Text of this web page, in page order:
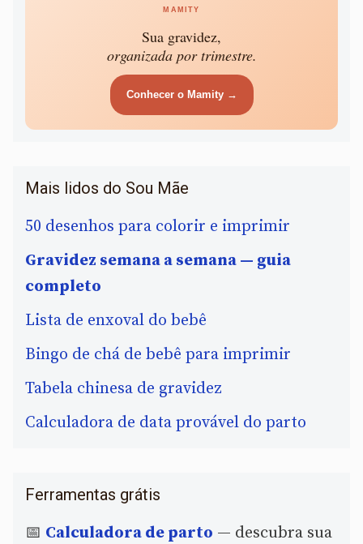
MAMITY
Sua gravidez,
organizada por trimestre.
Conhecer o Mamity →
Mais lidos do Sou Mãe
50 desenhos para colorir e imprimir
Gravidez semana a semana — guia
completo
Lista de enxoval do bebê
Bingo de chá de bebê para imprimir
Tabela chinesa de gravidez
Calculadora de data provável do parto
Ferramentas grátis
📅 Calculadora de parto — descubra sua